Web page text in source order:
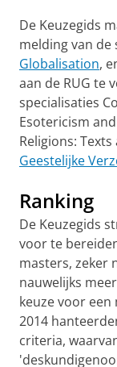
De Keuzegids
melding van de
Globalisation,
aan de RUG te
specialisaties
Esotericism
Religions:
Geestelijke
Ranking
De Keuzegids
voor te
masters, zeker
nauwelijks
keuze voor
2014
criteria,